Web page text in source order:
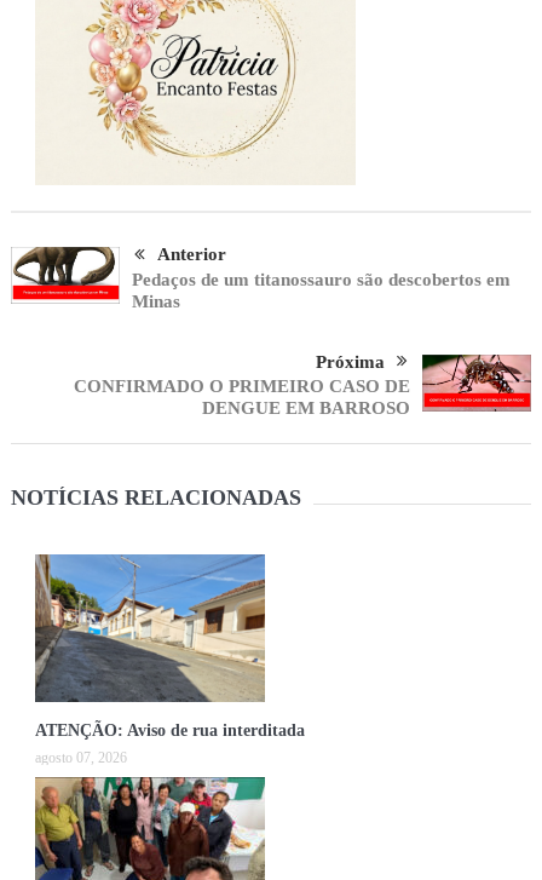
Anterior
Pedaços de um titanossauro são descobertos em
Minas
Próxima
CONFIRMADO O PRIMEIRO CASO DE
DENGUE EM BARROSO
NOTÍCIAS RELACIONADAS
ATENÇÃO: Aviso de rua interditada
agosto 07, 2026